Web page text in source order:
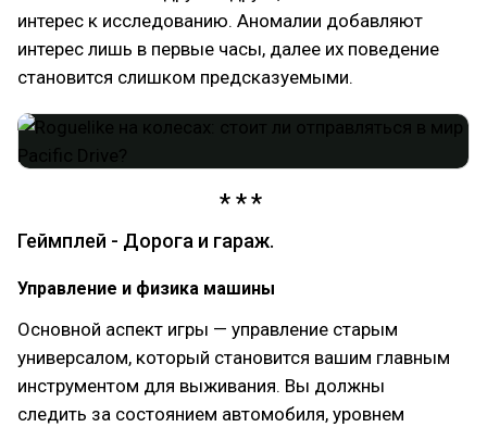
интерес к исследованию. Аномалии добавляют
интерес лишь в первые часы, далее их поведение
становится слишком предсказуемыми.
Геймплей - Дорога и гараж.
Управление и физика машины
Основной аспект игры — управление старым
универсалом, который становится вашим главным
инструментом для выживания. Вы должны
следить за состоянием автомобиля, уровнем